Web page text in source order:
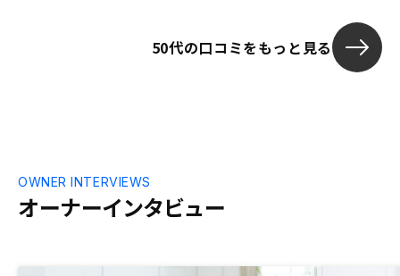
かったどうかは分かりませんが、相談から
択機会の提供
50代の口コミをもっと見る
オーナーインタビュー
OWNER INTERVIEWS